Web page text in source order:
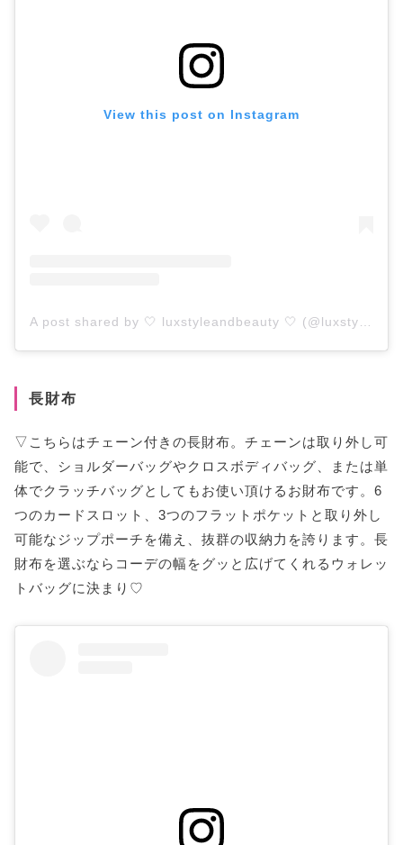
View this post on Instagram
長財布
▽こちらはチェーン付きの長財布。チェーンは取り外し可
能で、ショルダーバッグやクロスボディバッグ、または単
体でクラッチバッグとしてもお使い頂けるお財布です。6
つのカードスロット、3つのフラットポケットと取り外し
可能なジップポーチを備え、抜群の収納力を誇ります。長
財布を選ぶならコーデの幅をグッと広げてくれるウォレッ
トバッグに決まり♡